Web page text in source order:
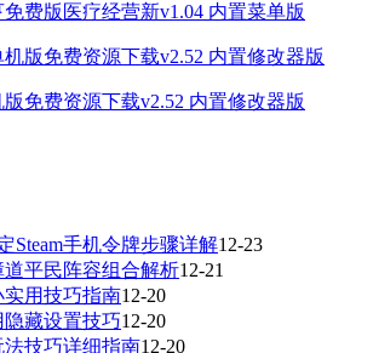
费版医疗经营新v1.04 内置菜单版
免费资源下载v2.52 内置修改器版
Steam手机令牌步骤详解12-23
道平民阵容组合解析12-21
实用技巧指南12-20
藏设置技巧12-20
技巧详细指南12-20